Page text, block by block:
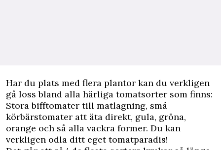
Har du plats med flera plantor kan du verkligen
gå loss bland alla härliga tomatsorter som finns:
Stora bifftomater till matlagning, små
körbärstomater att äta direkt, gula, gröna,
orange och så alla vackra former. Du kan
verkligen odla ditt eget tomatparadis!